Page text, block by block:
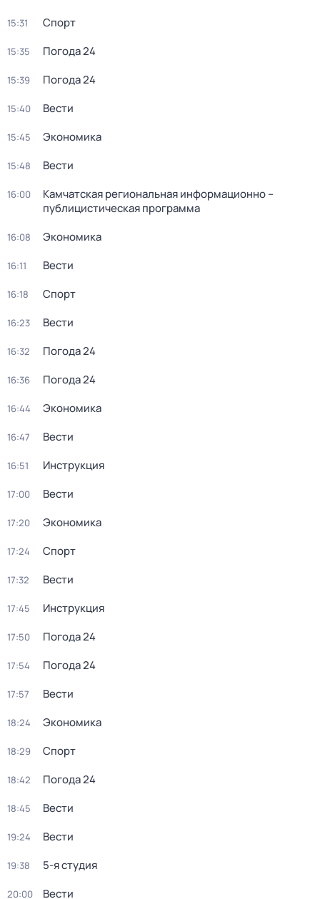
15:31 Спорт
15:35 Погода 24
15:39 Погода 24
15:40 Вести
15:45 Экономика
15:48 Вести
16:00
Камчатская региональная информационно –
публицистическая программа
16:08 Экономика
16:11 Вести
16:18 Спорт
16:23 Вести
16:32 Погода 24
16:36 Погода 24
16:44 Экономика
16:47 Вести
16:51 Инструкция
17:00 Вести
17:20 Экономика
17:24 Спорт
17:32 Вести
17:45 Инструкция
17:50 Погода 24
17:54 Погода 24
17:57 Вести
18:24 Экономика
18:29 Спорт
18:42 Погода 24
18:45 Вести
19:24 Вести
19:38 5-я студия
20:00 Вести